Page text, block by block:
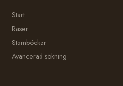
Start
Raser
Stamböcker
Avancerad sökning